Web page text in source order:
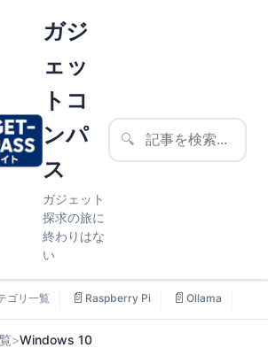
ガジ
ェッ
トコ
ンパ
ス
ガジェット
探求の旅に
終わりはな
い
🔍
ゴリ一覧 📄 Raspberry Pi 📄 Ollama
>Windows 10